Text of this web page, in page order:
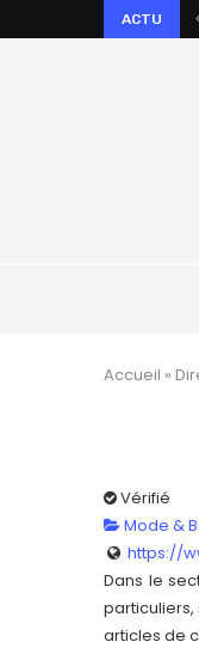
ACTU
Accueil »
Vérifié
Mode &
https://
Dans le
articles de